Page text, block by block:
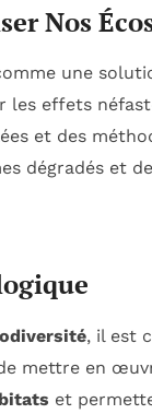
Nos
une
les effets
et des
dégradés et
, il est
mettre en
et